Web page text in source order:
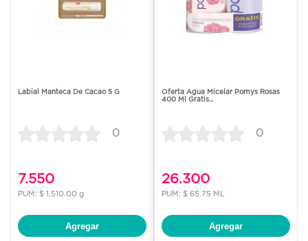
Labial Manteca De Cacao 5 G
0
7.550
PUM: $ 1,510.00 g
Agregar
Oferta Agua Micelar Pomys Rosas
400 Ml Gratis...
0
26.300
PUM: $ 65.75 ML
Agregar